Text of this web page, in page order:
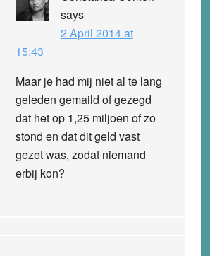
says
2 April 2014 at
15:43
Maar je had mij niet al te lang
geleden gemaild of gezegd
dat het op 1,25 miljoen of zo
stond en dat dit geld vast
gezet was, zodat niemand
erbij kon?